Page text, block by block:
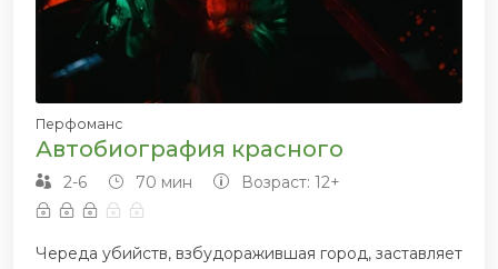
Перфоманс
Автобиография красного
2-6 70 мин Возраст: 12+
Череда убийств, взбудоражившая город, заставляет